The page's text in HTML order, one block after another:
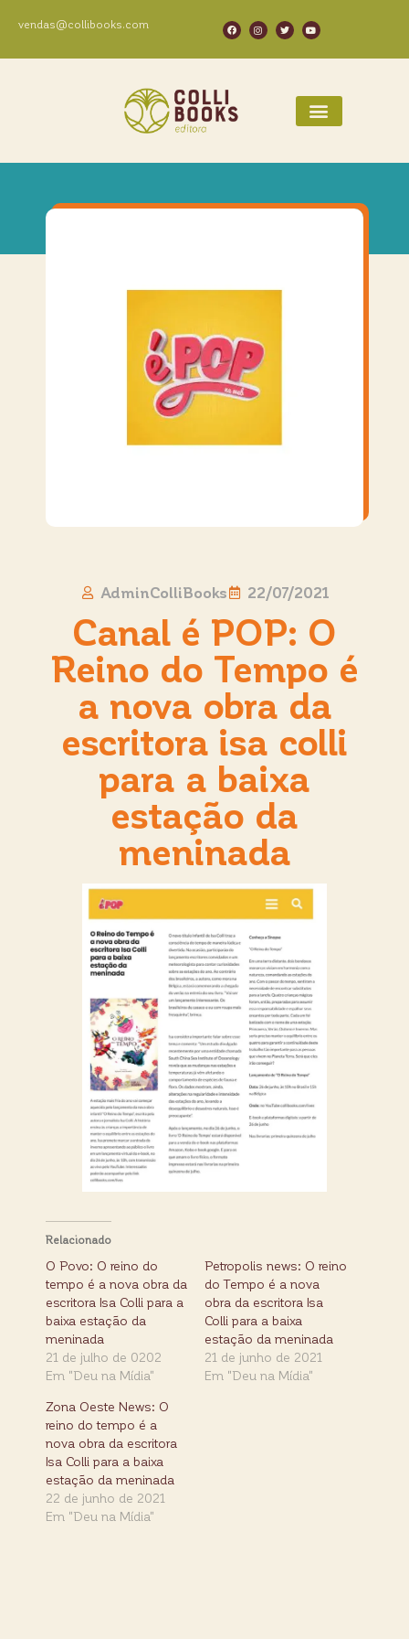
vendas@collibooks.com
AdminColliBooks 22/07/2021
Canal é POP: O
Reino do Tempo é
a nova obra da
escritora isa colli
para a baixa
estação da
meninada
Relacionado
O Povo: O reino do
tempo é a nova obra da
escritora Isa Colli para a
baixa estação da
meninada
21 de julho de 0202
Em "Deu na Mídia"
Petropolis news: O reino
do Tempo é a nova
obra da escritora Isa
Colli para a baixa
estação da meninada
21 de junho de 2021
Em "Deu na Mídia"
Zona Oeste News: O
reino do tempo é a
nova obra da escritora
Isa Colli para a baixa
estação da meninada
22 de junho de 2021
Em "Deu na Mídia"